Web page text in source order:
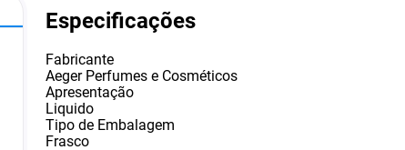
Especificações
Fabricante
Aeger Perfumes e Cosméticos
Apresentação
Liquido
Tipo de Embalagem
Frasco